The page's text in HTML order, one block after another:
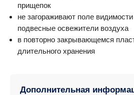
прищепок
не загораживают поле
подвесные освежители воздуха
в повторно закрывающемся
длительного хранения
Дополнительная